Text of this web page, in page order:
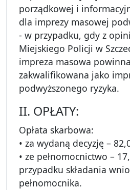
porządkowej i
dla imprezy masowej
- w przypadku, gdy z
Miejskiego Policji w
impreza masowa
zakwalifikowana jako
podwyższonego ryzyka.
II. OPŁATY:
Opłata skarbowa:
• za wydaną decyzję –
• ze pełnomocnictwo –
przypadku składania
pełnomocnika.